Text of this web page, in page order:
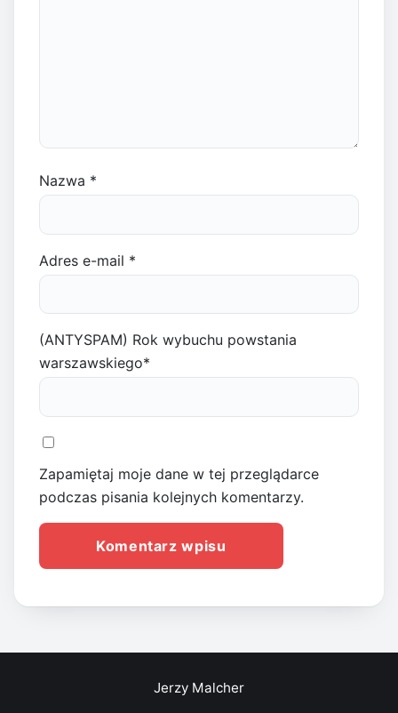
Nazwa *
Adres e-mail *
(ANTYSPAM) Rok wybuchu powstania
warszawskiego*
Zapamiętaj moje dane w tej przeglądarce
podczas pisania kolejnych komentarzy.
Jerzy Malcher